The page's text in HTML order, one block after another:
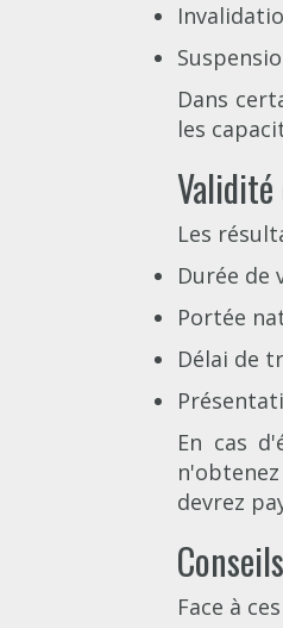
Dans
les
Les
Durée de
Portée
Délai de
En cas
devrez
Face à